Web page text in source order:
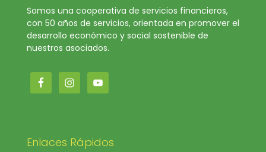
Somos una cooperativa de servicios financieros,
con 50 años de servicios, orientada en promover el
desarrollo económico y social sostenible de
nuestros asociados.
Enlaces Rápidos